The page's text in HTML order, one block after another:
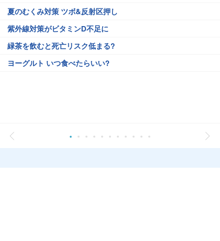
夏のむくみ対策 ツボ&反射区押し
紫外線対策がビタミンD不足に
緑茶を飲むと死亡リスク低まる?
ヨーグルト いつ食べたらいい?